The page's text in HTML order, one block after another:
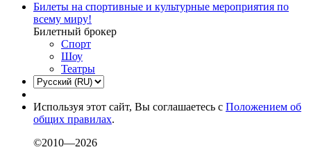
Билеты на спортивные и культурные мероприятия по
всему миру!
Билетный брокер
Спорт
Шоу
Театры
Используя этот сайт, Вы соглашаетесь с Положением об
общих правилах.
©2010—2026